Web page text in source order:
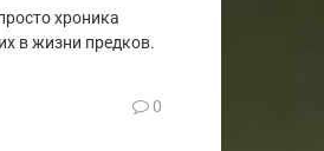
хроника
в жизни предков.
0